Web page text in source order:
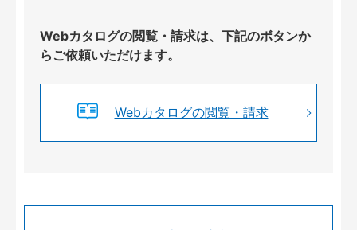
Webカタログの閲覧・請求は、下記のボタンか
らご依頼いただけます。
Webカタログの閲覧・請求